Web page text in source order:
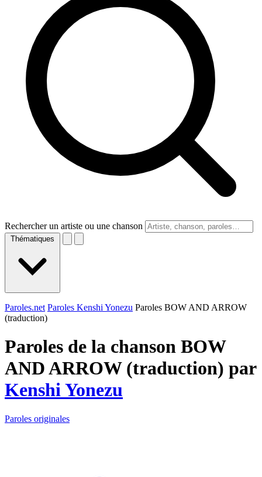
Rechercher un artiste ou une chanson
Thématiques
Paroles.net Paroles Kenshi Yonezu Paroles BOW AND ARROW
(traduction)
Paroles de la chanson BOW
AND ARROW (traduction) par
Kenshi Yonezu
Paroles originales